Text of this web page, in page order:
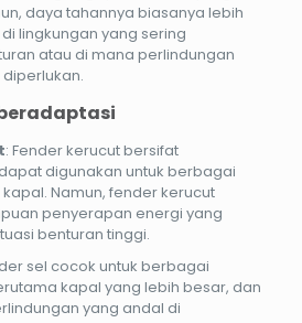
daya tahannya biasanya lebih
lingkungan yang sering
atau di mana perlindungan
: Fender kerucut bersifat
digunakan untuk berbagai
Namun, fender kerucut
penyerapan energi yang
benturan tinggi.
sel cocok untuk berbagai
kapal yang lebih besar, dan
yang andal di